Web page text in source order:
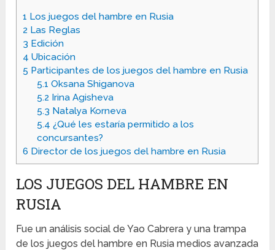
1 Los juegos del hambre en Rusia
2 Las Reglas
3 Edición
4 Ubicación
5 Participantes de los juegos del hambre en Rusia
5.1 Oksana Shiganova
5.2 Irina Agisheva
5.3 Natalya Korneva
5.4 ¿Qué les estaría permitido a los
concursantes?
6 Director de los juegos del hambre en Rusia
LOS JUEGOS DEL HAMBRE EN
RUSIA
Fue un análisis social de Yao Cabrera y una trampa
de los juegos del hambre en Rusia medios avanzada